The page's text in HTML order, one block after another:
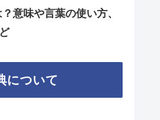
？意味や言葉の使い方、
について